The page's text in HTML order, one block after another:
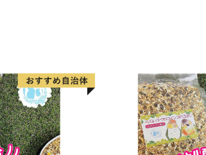
喜多川歌麿ゆかりの地でもあり、現在も蔵作り
歴史的な街並みが残っており、多くの観光客が
また、米、イチゴ、ぶどうをはじめとする多彩